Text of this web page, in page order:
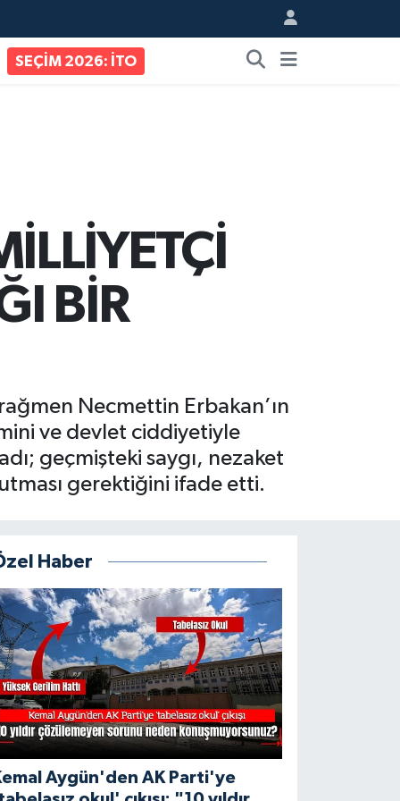
SEÇİM 2026: İTO
BİR
Necmettin Erbakan’ın
ve devlet ciddiyetiyle
geçmişteki saygı, nezaket
gerektiğini ifade etti.
Haber
Aygün'den AK Parti'ye